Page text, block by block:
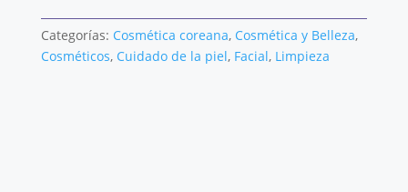
Categorías: Cosmética coreana, Cosmética y Belleza,
Cosméticos, Cuidado de la piel, Facial, Limpieza